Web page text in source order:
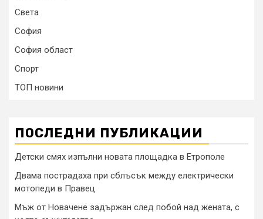
Света
София
София област
Спорт
ТОП новини
ПОСЛЕДНИ ПУБЛИКАЦИИ
Детски смях изпълни новата площадка в Етрополе
Двама пострадаха при сблъсък между електрически
мотопеди в Правец
Мъж от Новачене задържан след побой над жената, с